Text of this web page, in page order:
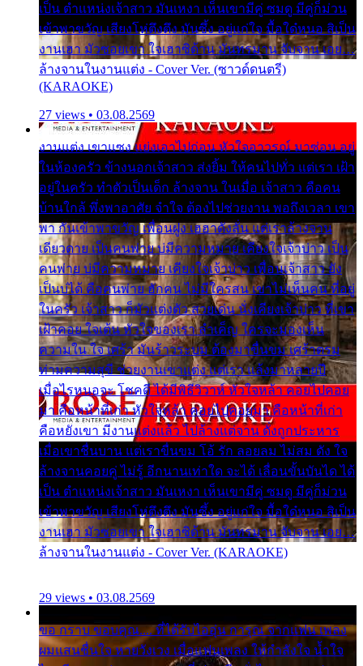
เป็น ตำแหน่งเจ้าสาว มันเหงา เห็นเขามีคู่ ซมดู มีคู่ก็ม่วน
เข้าพาขวัญ เสียงโห่ตึงตึง มันซึ้ง อยู่แก่ใจ มื้อใด๋หนอ สิเป็น
งานเฮา มัวซอยเขา ใจเฮาซิด้าน มันทรมาน จับจาน เอย…
ล้างจานในงานแต่ง - Cover Ver. (ซาวด์ดนตรี)
(KARAOKE)
27 views • 03.08.2569
งานแต่ง เขาแซง แย่งเอาไปก่อน หัวใจอาวรณ์ มาซ่อน อยู่
ในห้องครัว ข้างนอกเจ้าสาว ส่งยิ้ม ให้คนไปทั่ว แต่เรา เฝ้า
อยู่ในครัว ทำตัวเป็นเด็ก ล้างจาน ในเมื่อ เจ้าสาว คือคน
บ้านใกล้ พึ่งพาอาศัย จำใจ ต้องไปช่วยงาน พอถึงเวลา เขา
พา กันเข้าพาขวัญ เพื่อนฝูง เฮฮาดังลั่น แต่เราล้างจาน
เดียวดาย เป็นคนพ่าย บ่มีความหมาย เคียงใจเจ้าบ่าว เป็น
คนพ่าย บ่มีความหมาย เคียงใจเจ้าบ่าว เพื่อนเจ้าสาว ยัง
เป็นบ่ได้ คือคนพ่าย ฮักคน ไม่มีใครสน เขาไม่เห็นคน ที่อยู่
ในครัว เจ้าสาว ก็มัวแต่งตัว สวยเด่น นั่งเคียงเจ้าบ่าว ที่เขา
เฝ้าคอย ใจเต้น หัวใจของเรา ลำเค็ญ ใครจะมองเห็น
ความใน ใจ เศร้า มันร้าวระบม ต้องมาขื่นขม เศร้าตรม
ท่ามความสุขี ช่วยงานเขาแต่ง แต่เรา แล้งมาหลายปี
เมื่อไรหนอจะ โชคดี ได้มีพิธีวิวาห์ หัวใจหล้า คอยไปคอย
มา คือหน้าที่เก่า หัวใจหล้า คอยไปคอยมา คือหน้าที่เก่า
คือหยังเขา มีงานแต่งแล้ว ไปล้างแต่จาน ดั่งถูกประหาร
เมื่อเขาชื่นบาน แต่เราขื่นขม โอ้ รัก ลอยลม ไม่สม ดัง ใจ
ล้างจานคอยคู่ ไม่รู้ อีกนานเท่าใด จะได้ เลื่อนขั้นบันได ได้
เป็น ตำแหน่งเจ้าสาว มันเหงา เห็นเขามีคู่ ซมดู มีคู่ก็ม่วน
เข้าพาขวัญ เสียงโห่ตึงตึง มันซึ้ง อยู่แก่ใจ มื้อใด๋หนอ สิเป็น
งานเฮา มัวซอยเขา ใจเฮาซิด้าน มันทรมาน จับจาน เอย…
ล้างจานในงานแต่ง - Cover Ver. (KARAOKE)
29 views • 03.08.2569
ขอ กราบ ขอบคุณ.... ที่ได้รับไออุ่น การุณ จากแฟน เพลง
ผมแสนชื่นใจ หายวังเวง เมื่อแฟนเพลง ให้กำลังใจ น้ำใจ